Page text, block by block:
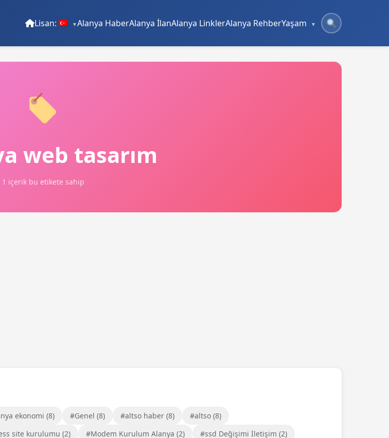
Lisan: Alanya HaberAlanya İlanAlanya LinklerAlanya RehberYaşam
web tasarım
1 içerik bu etikete sahip
ekonomi (8) #Genel (8) #altso haber (8)
#altso (8)
site kurulumu (2) #Modem Kurulum Alanya (2)
#ssd Değişimi İletişim (2)